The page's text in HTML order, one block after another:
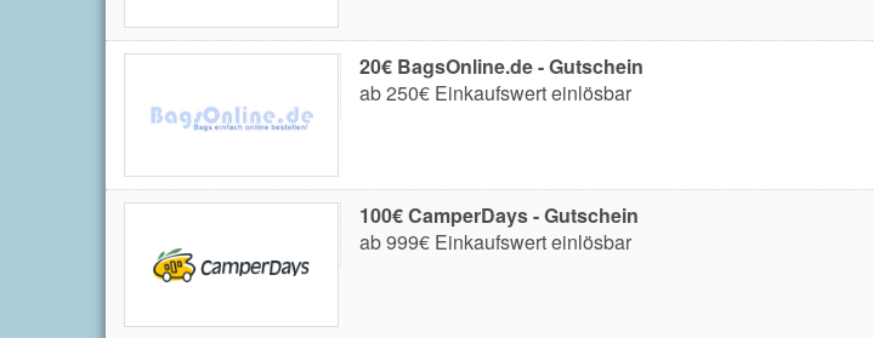
20€ BagsOnline.de - Gutschein
ab 250€ Einkaufswert einlösbar
100€ CamperDays - Gutschein
ab 999€ Einkaufswert einlösbar